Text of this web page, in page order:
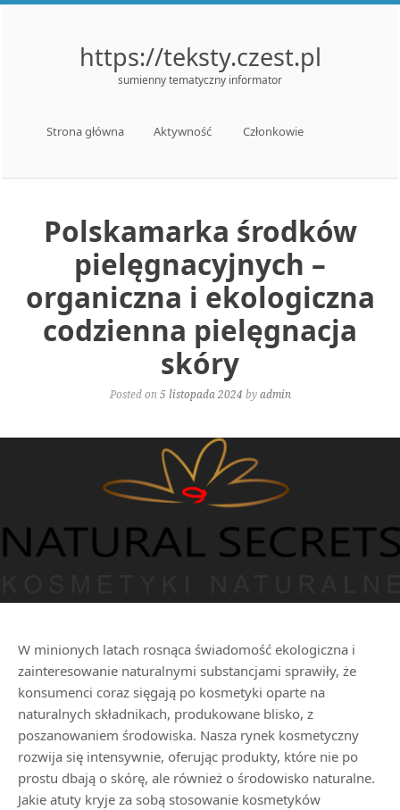
https://teksty.czest.pl
sumienny tematyczny informator
Skip to content
Strona główna Aktywność Członkowie
Polskamarka środków
pielęgnacyjnych –
organiczna i ekologiczna
codzienna pielęgnacja
skóry
Posted on 5 listopada 2024 byadmin
W minionych latach rosnąca świadomość ekologiczna i
zainteresowanie naturalnymi substancjami sprawiły, że
konsumenci coraz sięgają po kosmetyki oparte na
naturalnych składnikach, produkowane blisko, z
poszanowaniem środowiska. Nasza rynek kosmetyczny
rozwija się intensywnie, oferując produkty, które nie po
prostu dbają o skórę, ale również o środowisko naturalne.
Jakie atuty kryje za sobą stosowanie kosmetyków